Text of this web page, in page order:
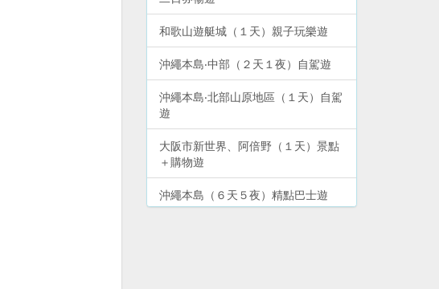
和歌山遊艇城（１天）親子玩樂遊
沖繩本島‧中部（２天１夜）自駕遊
沖繩本島‧北部山原地區（１天）自駕
遊
大阪市新世界、阿倍野（１天）景點
＋購物遊
沖繩本島（６天５夜）精點巴士遊